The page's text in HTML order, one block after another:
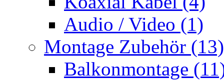
Audio / Video (1)
Montage Zubehör (13)
Balkonmontage